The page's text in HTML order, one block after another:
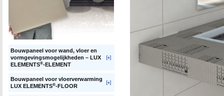
Bouwpaneel voor wand, vloer en
vormgevingsmogelijkheden – LUX
ELEMENTS®-ELEMENT
Bouwpaneel voor vloerverwarming
LUX ELEMENTS®-FLOOR